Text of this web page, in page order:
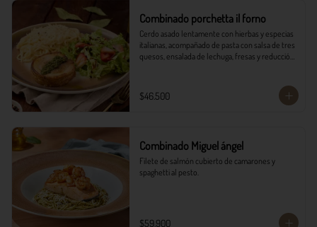
Combinado porchetta il forno
Cerdo asado lentamente con hierbas y especias
italianas, acompañado de pasta con salsa de tres
quesos, ensalada de lechuga, fresas y reducción
$46.500
Combinado Miguel ángel
Filete de salmón cubierto de camarones y
spaghetti al pesto.
$59.900